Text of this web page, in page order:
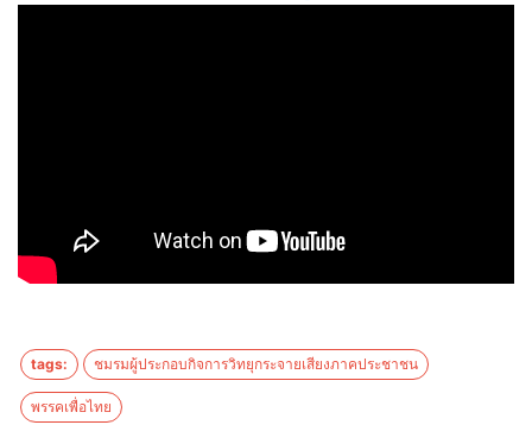
tags: ชมรมผู้ประกอบกิจการวิทยุกระจายเสียงภาคประชาชน
พรรคเพื่อไทย